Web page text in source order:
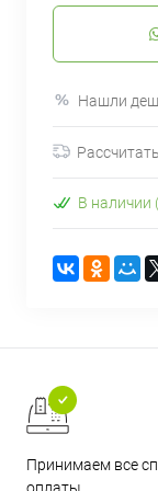
Нашли
В наличии
Принимаем все